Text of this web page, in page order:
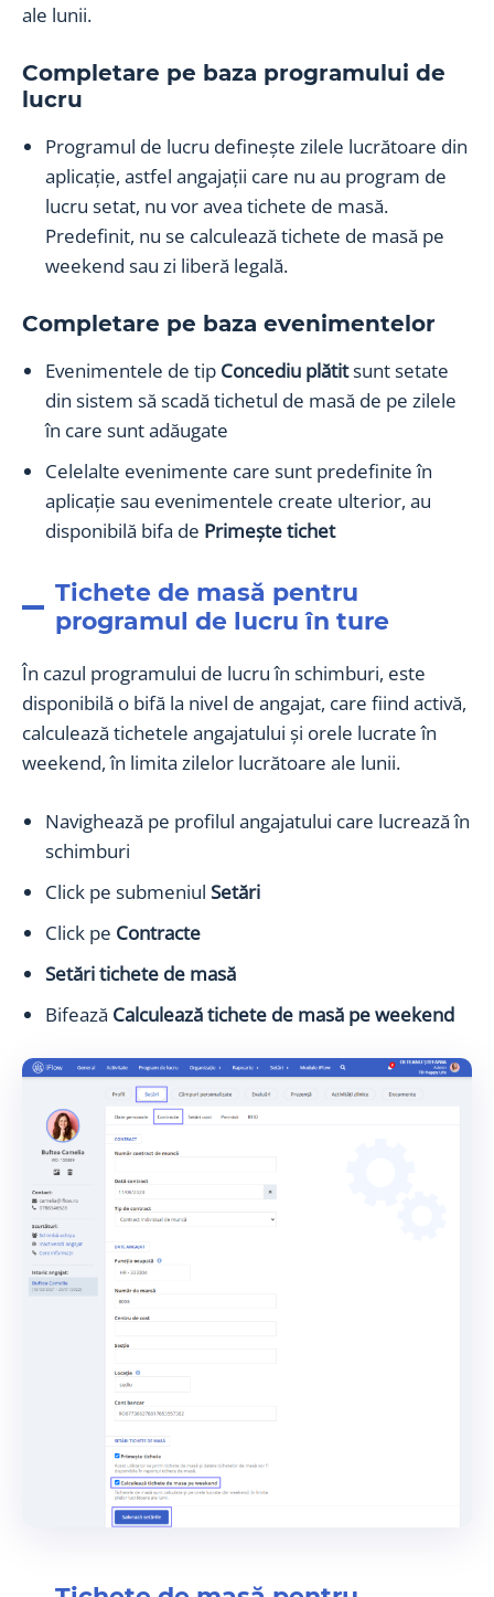
ale lunii.
Completare pe baza programului de
lucru
Programul de lucru definește zilele lucrătoare din
aplicație, astfel angajații care nu au program de
lucru setat, nu vor avea tichete de masă.
Predefinit, nu se calculează tichete de masă pe
weekend sau zi liberă legală.
Completare pe baza evenimentelor
Evenimentele de tip Concediu plătitsunt setate
din sistem să scadă tichetul de masă de pe zilele
în care sunt adăugate
Celelalte evenimente care sunt predefinite în
aplicație sau evenimentele create ulterior, au
disponibilă bifa de Primește tichet
Tichete de masă pentru
programul de lucru în ture
În cazul programului de lucru în schimburi, este
disponibilă o bifă la nivel de angajat, care fiind activă,
calculează tichetele angajatului și orele lucrate în
weekend, în limita zilelor lucrătoare ale lunii.
Navighează pe profilul angajatului care lucrează în
schimburi
Click pe submeniul Setări
Click pe Contracte
Setări tichete de masă
Bifează Calculează tichete de masă pe weekend